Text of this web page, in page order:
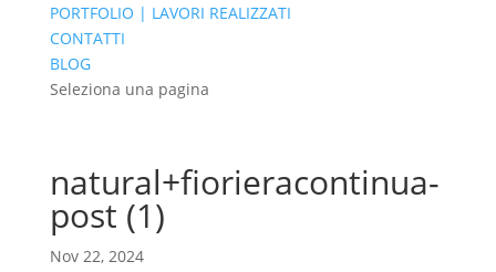
PORTFOLIO | LAVORI REALIZZATI
CONTATTI
BLOG
Seleziona una pagina
natural+fiorieracontinua-
post (1)
Nov 22, 2024